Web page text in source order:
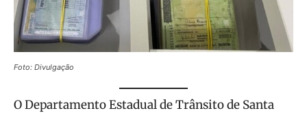
Foto: Divulgação
O Departamento Estadual de Trânsito de Santa